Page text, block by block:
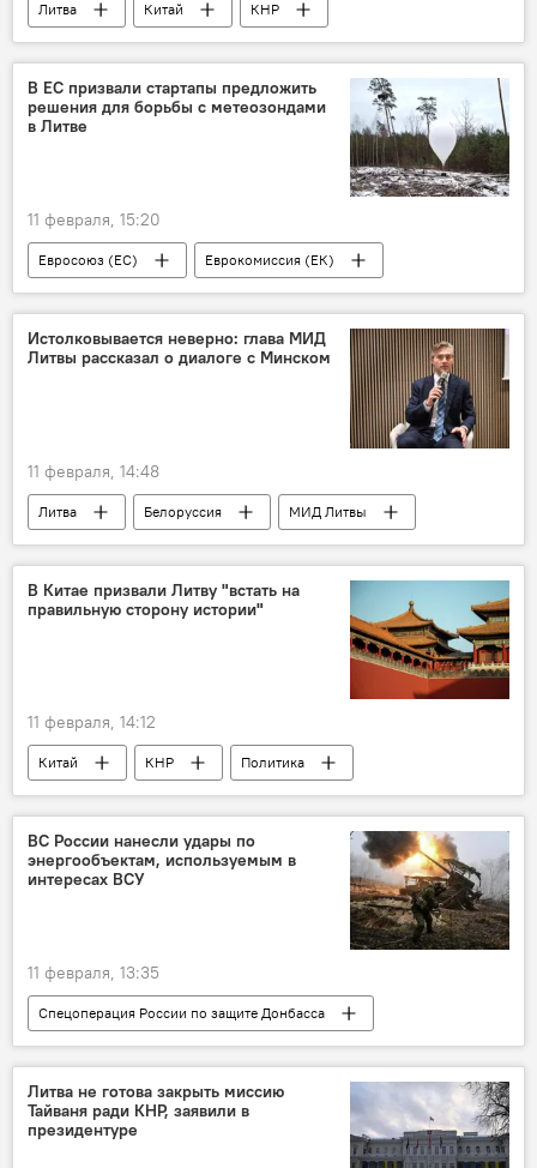
Литва Китай
КНР
Тайвань
Инга Ругинене
Евросоюз (ЕС)
двусторонние отношения
дипломатические отношения
Политика
В ЕС призвали стартапы предложить
решения для борьбы с метеозондами
в Литве
11 февраля, 15:20
Евросоюз (ЕС)
Еврокомиссия (ЕК)
Скандал в Литве из-за метеозондов из Белоруссии
контрабанда
контрабанда сигарет
метеозонд
воздушное пространство
Истолковывается неверно: глава МИД
Литвы рассказал о диалоге с Минском
11 февраля, 14:48
Литва Белоруссия
МИД Литвы
Кястутис Будрис
Политика
Общество
переговоры
двусторонние отношения
Скандал в Литве из-за метеозондов из Белоруссии
В Китае призвали Литву "встать на
правильную сторону истории"
11 февраля, 14:12
Китай КНР
Политика
Литва
двусторонние отношения
дипломатические отношения
Тайвань
ВС России нанесли удары по
энергообъектам, используемым в
интересах ВСУ
11 февраля, 13:35
Спецоперация России по защите Донбасса
В мире
Россия
Украина
Минобороны РФ
Политика
Литва не готова закрыть миссию
Тайваня ради КНР, заявили в
президентуре